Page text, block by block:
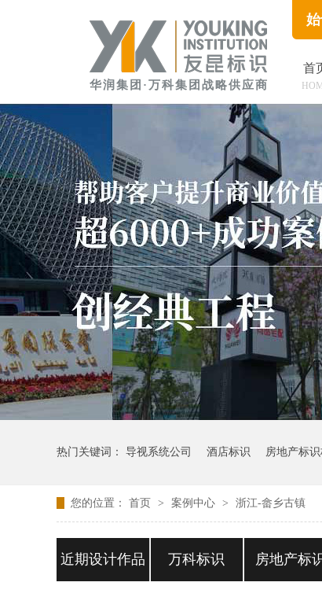
华润集团·万科集团战略供应商
首
热门关键词： 导视系统公司 酒店标识 房地产标
您的位置： 首页 > 案例中心 > 浙江-畲乡古镇
近期设计作品 万科标识 房地产标